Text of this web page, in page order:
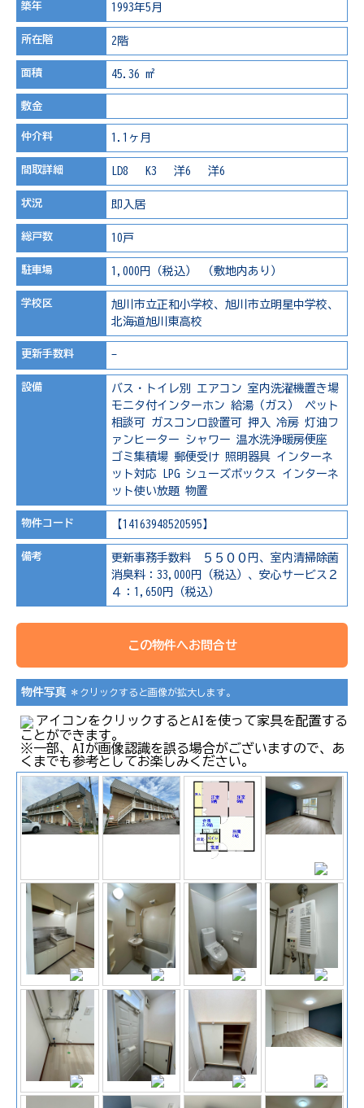
築年 1993年5月
所在階 2階
面積 45.36 m²
敷金
仲介料 1.1ヶ月
間取詳細 LD8 K3 洋6 洋6
状況 即入居
総戸数 10戸
駐車場 1,000円（税込） （敷地内あり）
学校区
旭川市立正和小学校、旭川市立明星中学校、
北海道旭川東高校
更新手数料 -
設備 バス・トイレ別 エアコン 室内洗濯機置き場
モニタ付インターホン 給湯（ガス）
ペット
相談可
ガスコンロ設置可 押入 冷房 灯油フ
ァンヒーター
シャワー 温水洗浄暖房便座
ゴミ集積場 郵便受け 照明器具 インターネ
ット対応
LPG シューズボックス
インターネ
ット使い放題 物置
物件コード 【14163948520595】
備考
更新事務手数料 ５５００円、室内清掃除菌
消臭料：33,000円（税込）、安心サービス２
４：1,650円（税込）
この物件へお問合せ
物件写真 ＊クリックすると画像が拡大します。
アイコンをクリックするとAIを使って家具を配置する
ことができます。
※一部、AIが画像認識を誤る場合がございますので、あ
くまでも参考としてお楽しみください。